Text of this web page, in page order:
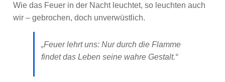
Wie das Feuer in der Nacht leuchtet, so leuchten auch
wir – gebrochen, doch unverwüstlich.
„Feuer lehrt uns: Nur durch die Flamme
findet das Leben seine wahre Gestalt.“